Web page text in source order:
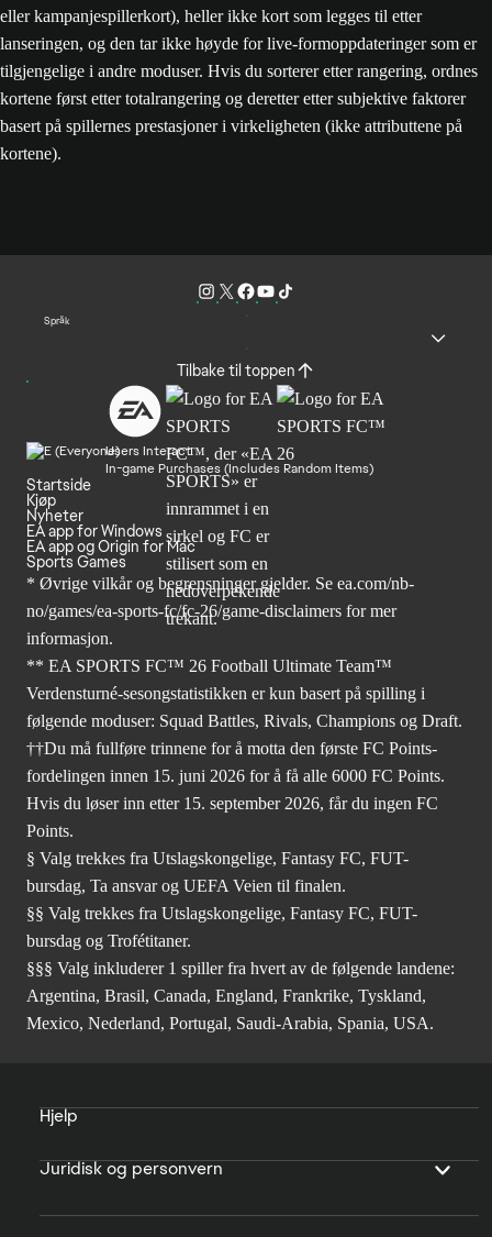
eller kampanjespillerkort), heller ikke kort som legges til etter
lanseringen, og den tar ikke høyde for live-formoppdateringer som er
tilgjengelige i andre moduser. Hvis du sorterer etter rangering, ordnes
kortene først etter totalrangering og deretter etter subjektive faktorer
basert på spillernes prestasjoner i virkeligheten (ikke attributtene på
kortene).
Språk
Tilbake til toppen
Users Interact
In-game Purchases (Includes Random Items)
Startside
Kjøp
Nyheter
EA app for Windows
EA app og Origin for Mac
Sports Games
* Øvrige vilkår og begrensninger gjelder. Se ea.com/nb-
no/games/ea-sports-fc/fc-26/game-disclaimers for mer
informasjon.
** EA SPORTS FC™ 26 Football Ultimate Team™
Verdensturné-sesongstatistikken er kun basert på spilling i
følgende moduser: Squad Battles, Rivals, Champions og Draft.
††Du må fullføre trinnene for å motta den første FC Points-
fordelingen innen 15. juni 2026 for å få alle 6000 FC Points.
Hvis du løser inn etter 15. september 2026, får du ingen FC
Points.
§ Valg trekkes fra Utslagskongelige, Fantasy FC, FUT-
bursdag, Ta ansvar og UEFA Veien til finalen.
§§ Valg trekkes fra Utslagskongelige, Fantasy FC, FUT-
bursdag og Trofétitaner.
§§§ Valg inkluderer 1 spiller fra hvert av de følgende landene:
Argentina, Brasil, Canada, England, Frankrike, Tyskland,
Mexico, Nederland, Portugal, Saudi-Arabia, Spania, USA.
Hjelp
Juridisk og personvern